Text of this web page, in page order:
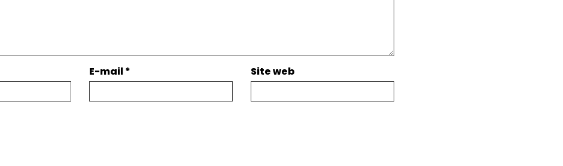
E-mail* Site web